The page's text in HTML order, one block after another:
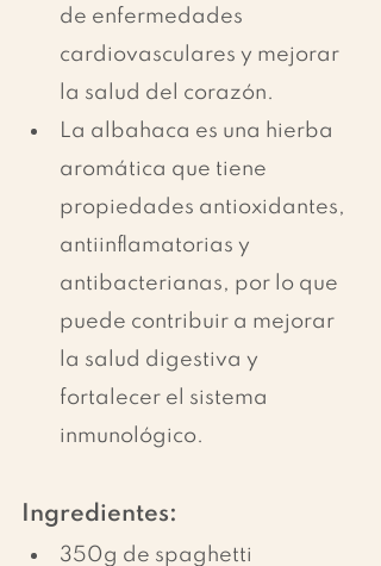
de enfermedades
cardiovasculares y mejorar
la salud del corazón.
La albahaca es una hierba
aromática que tiene
propiedades antioxidantes,
antiinflamatorias y
antibacterianas, por lo que
puede contribuir a mejorar
la salud digestiva y
fortalecer el sistema
inmunológico.
Ingredientes:
350g de spaghetti